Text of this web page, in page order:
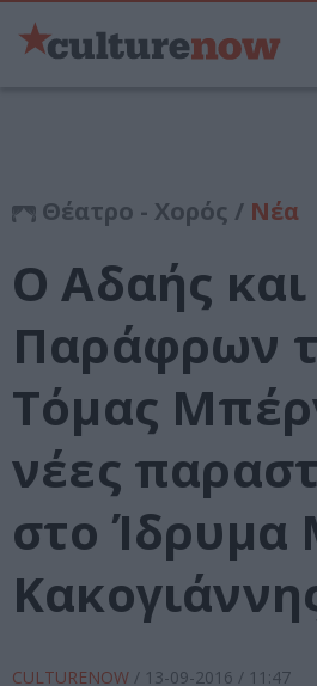
Θέατρο - Χορός / Νέα
Ο Αδαής και
Παράφρων
Τόμας
νέες
στο Ίδρυμα
CULTURENOW / 13-09-2016 / 11:47